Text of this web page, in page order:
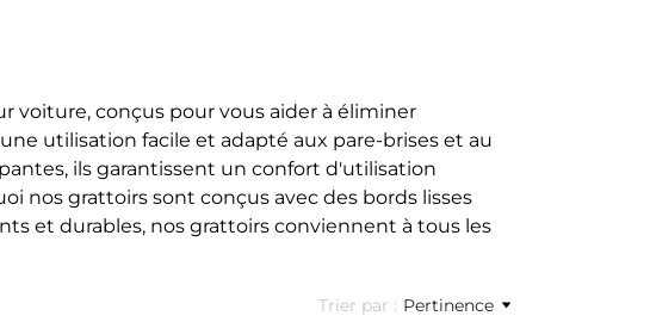
voiture, conçus pour vous aider à éliminer
utilisation facile et adapté aux pare-brises et au
ils garantissent un confort d'utilisation
nos grattoirs sont conçus avec des bords lisses
et durables, nos grattoirs conviennent à tous les
Trier par : Pertinence